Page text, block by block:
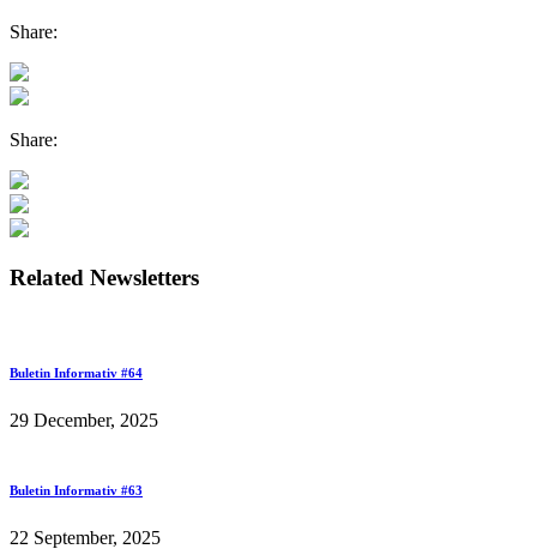
Share:
Share:
Related Newsletters
Buletin Informativ #64
29 December, 2025
Buletin Informativ #63
22 September, 2025